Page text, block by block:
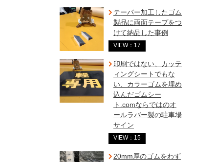
テーパー加工したゴム
製品に両面テープをつ
けて納品した事例
VIEW：17
印刷ではない、カッテ
ィングシートでもな
い、カラーゴムを埋め
込んだゴムシー
ト.comならではのオ
ールラバー製の駐車場
サイン
VIEW：15
20mm厚のゴムをわず